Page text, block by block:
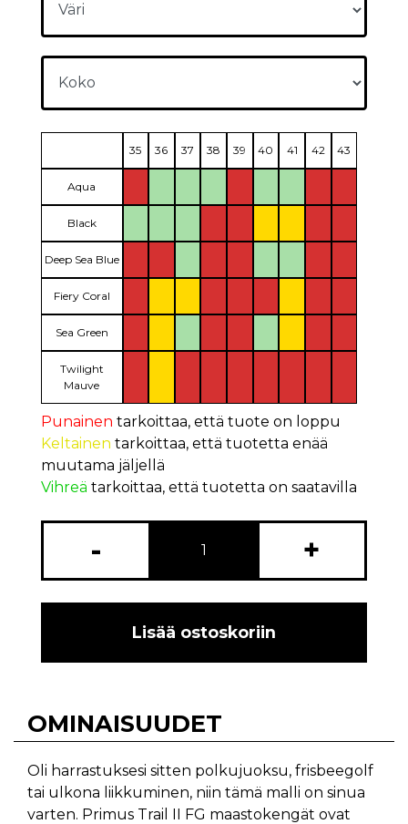
35 36 37 38 39 40 41 42 43
Aqua
Black
Deep Sea Blue
Fiery Coral
Sea Green
Twilight
Mauve
Punainen tarkoittaa, että tuote on loppu
Keltainen tarkoittaa, että tuotetta enää
muutama jäljellä
Vihreä tarkoittaa, että tuotetta on saatavilla
- +
Lisää ostoskoriin
OMINAISUUDET
Oli harrastuksesi sitten polkujuoksu, frisbeegolf
tai ulkona liikkuminen, niin tämä malli on sinua
varten. Primus Trail II FG maastokengät ovat